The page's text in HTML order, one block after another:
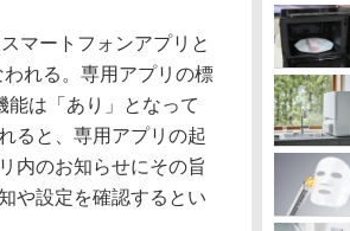
マートフォンアプリと
れる。専用アプリの標
能は「あり」となって
ると、専用アプリの起
内のお知らせにその旨
や設定を確認するとい